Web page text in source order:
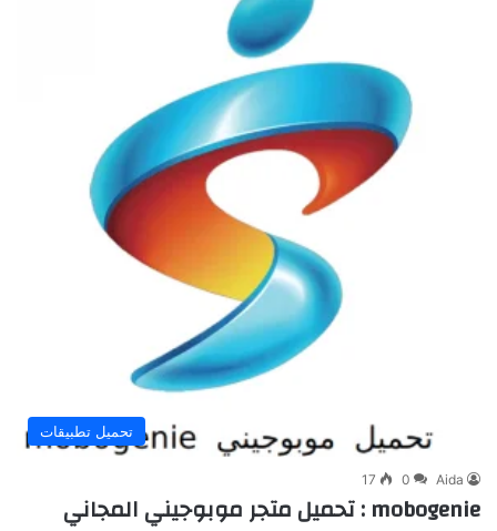
تحميل تطبيقات
Aida
0
17
mobogenie : تحميل متجر موبوجيني المجاني